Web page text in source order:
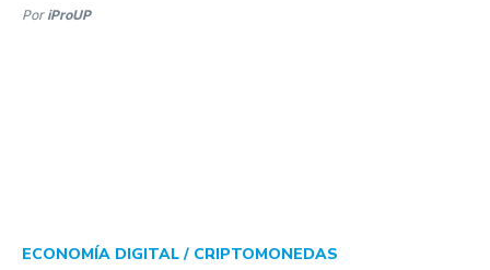
Por iProUP
ECONOMÍA DIGITAL / CRIPTOMONEDAS